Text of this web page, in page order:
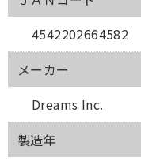
4542202664582
メーカー
Dreams Inc.
製造年